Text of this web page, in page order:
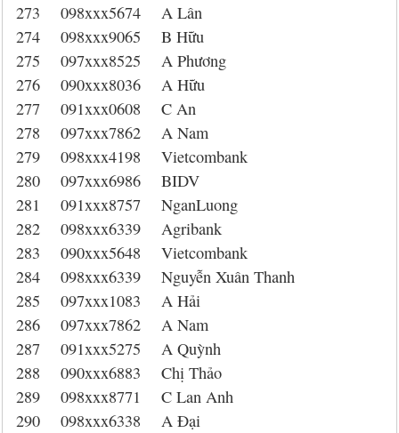
273 098xxx5674 A Lân
274 098xxx9065 B Hữu
275 097xxx8525 A Phương
276 090xxx8036 A Hữu
277 091xxx0608 C An
278 097xxx7862 A Nam
279 098xxx4198 Vietcombank
280 097xxx6986 BIDV
281 091xxx8757 NganLuong
282 098xxx6339 Agribank
283 090xxx5648 Vietcombank
284 098xxx6339 Nguyễn Xuân Thanh
285 097xxx1083 A Hải
286 097xxx7862 A Nam
287 091xxx5275 A Quỳnh
288 090xxx6883 Chị Thảo
289 098xxx8771 C Lan Anh
290 098xxx6338 A Đại